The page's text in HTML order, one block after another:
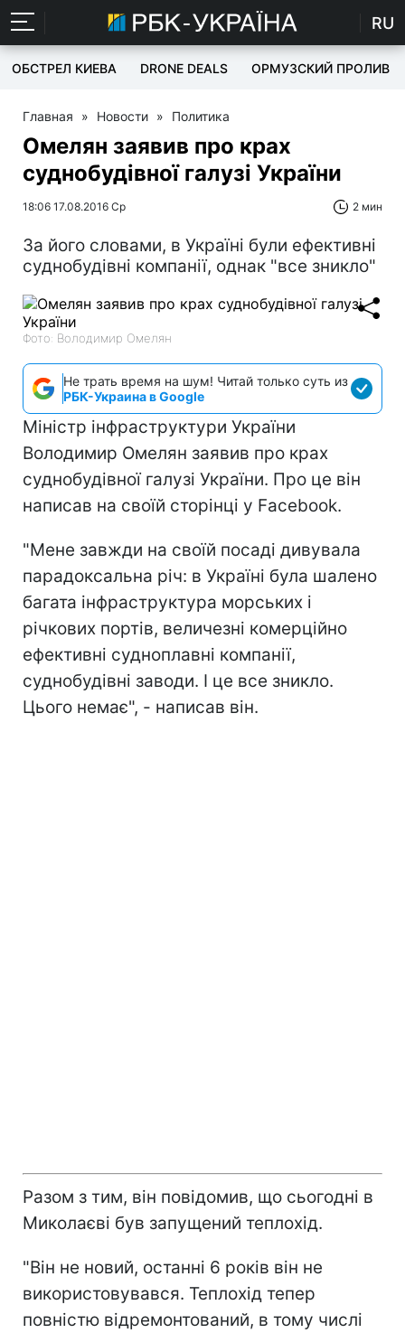
RU
ОБСТРЕЛ КИЕВА DRONE DEALS ОРМУЗСКИЙ ПРОЛИВ
Главная » Новости » Политика
Омелян заявив про крах
суднобудівної галузі України
18:06 17.08.2016 Ср 2 мин
За його словами, в Україні були ефективні
суднобудівні компанії, однак "все зникло"
Фото: Володимир Омелян
Не трать время на шум! Читай только суть из
РБК-Украина в Google
Міністр інфраструктури України
Володимир Омелян заявив про крах
суднобудівної галузі України. Про це він
написав на своїй сторінці у Facebook.
"Мене завжди на своїй посаді дивувала
парадоксальна річ: в Україні була шалено
багата інфраструктура морських і
річкових портів, величезні комерційно
ефективні судноплавні компанії,
суднобудівні заводи. І це все зникло.
Цього немає", - написав він.
Разом з тим, він повідомив, що сьогодні в
Миколаєві був запущений теплохід.
"Він не новий, останні 6 років він не
використовувався. Теплохід тепер
повністю відремонтований, в тому числі